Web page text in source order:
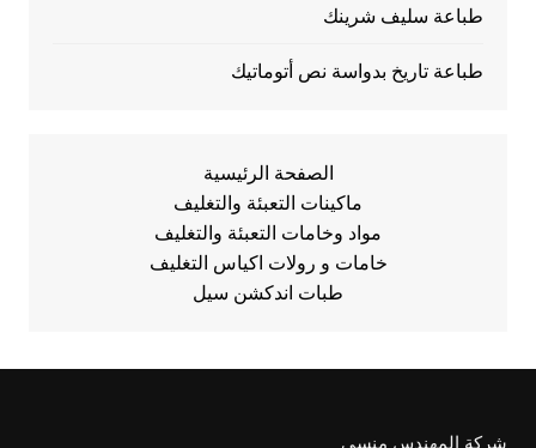
طباعة سليف شرينك
طباعة تاريخ بدواسة نص أتوماتيك
الصفحة الرئيسية
ماكينات التعبئة والتغليف
مواد وخامات التعبئة والتغليف
خامات و رولات اكياس التغليف
طبات اندكشن سيل
شركة المهندس منسي